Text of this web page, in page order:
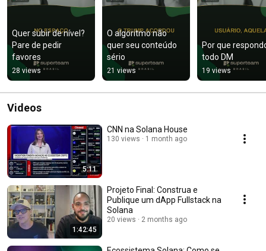
Quer subir de nível?
Pare de pedir
favores
28 views
O algoritmo não
quer seu conteúdo
sério
21 views
Por que
todo DM
19 views
Videos
5:11
CNN na Solana House
130 views 1 month ago
1:42:45
Projeto Final: Construa e
Publique um dApp Fullstack na
Solana
20 views 2 months ago